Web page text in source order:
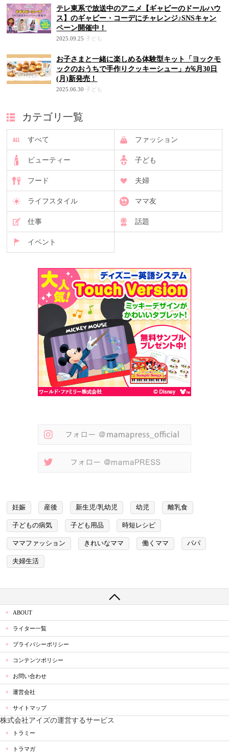
テレ東系で放送中のアニメ【ギャビーのドールハウ
ス】のギャビー・コーデにチャレンジ♪SNSキャン
ペーン開催中！
2025.09.25 子ども
お子さまと一緒に楽しめる体験型キット「ヨックモ
ックのおうちで手作りクッキーシュー」が6月30日
(月)新発売！
2025.06.30 子ども
カテゴリ一覧
すべて ファッション
ビューティー 子ども
フード 夫婦
ライフスタイル ママ友
仕事 話題
イベント
妊娠 産後 新生児/乳幼児 幼児 離乳食
子どもの病気 子ども用品 時短レシピ
ママファッション きれいなママ 働くママ パパ
夫婦生活
ABOUT
ライター一覧
プライバシーポリシー
コンテンツポリシー
お問い合わせ
運営会社
サイトマップ
株式会社アイズの運営するサービス
トラミー
トラマガ